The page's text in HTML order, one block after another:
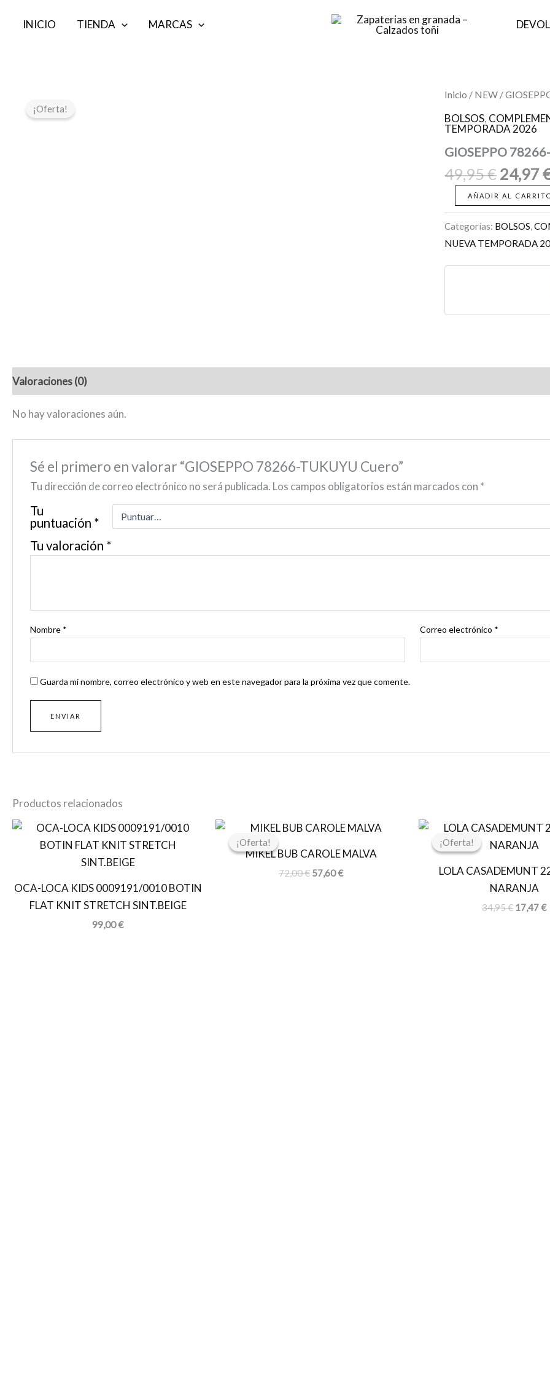
INICIO TIENDA MARCAS
¡Oferta!
Inicio / NEW /
BOLSOS,
TEMPORADA 2026
GIOSEPPO
49,95€
El
precio
era:
49,95
24,97
GIOSEPPO
TUKUYU
Cuero
AÑADIR AL
Categorías: BOLSOS,
NUEVA TEMPORADA
Valoraciones (0)
No hay valoraciones aún.
Sé el primero en valorar “GIOSEPPO 78266-TUKUYU Cuero”
Tu dirección de correo electrónico no será publicada. Los campos obligatorios están marcados con *
Tu
puntuación *
Tu valoración *
Nombre * Correo electrónico *
Guarda mi nombre, correo electrónico y web en este navegador para la próxima vez que comente.
Productos relacionados
OCA-LOCA KIDS 0009191/0010 BOTIN
FLAT KNIT STRETCH SINT.BEIGE
99,00€
¡Oferta!
¡Oferta!
MIKEL BUB CAROLE MALVA
72,00€
El
original
era:
72,00 €.
57,60€
El
actual
es:
57,60 €.
¡Oferta!
¡Oferta!
LOLA CASADEMUNT
NARANJA
34,95€
El
original
34,95 €.
17,47€